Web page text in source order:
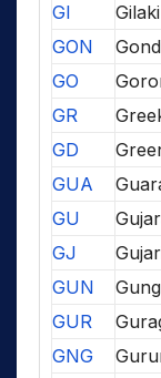
GI
Gilaki
GON
GO
GR
GD
GUA
GU
GJ
GUN
GUR
GNG